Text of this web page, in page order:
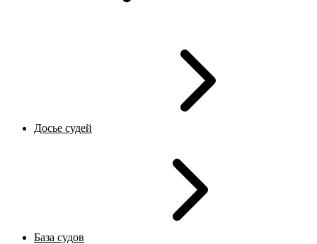
Досье судей
База судов